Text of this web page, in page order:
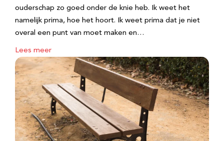
ouderschap zo goed onder de knie heb. Ik weet het
namelijk prima, hoe het hoort. Ik weet prima dat je niet
overal een punt van moet maken en…
Lees meer